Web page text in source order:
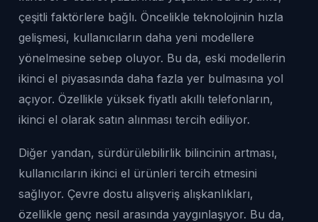
çeşitli faktörlere bağlı. Öncelikle teknolojinin hızla
gelişmesi, kullanıcıların daha yeni modellere
yönelmesine sebep oluyor. Bu da, eski modellerin
ikinci el piyasasında daha fazla yer bulmasına yol
açıyor. Özellikle yüksek fiyatlı akıllı telefonların,
ikinci el olarak satın alınması tercih ediliyor.
Diğer yandan, sürdürülebilirlik bilincinin artması,
kullanıcıların ikinci el ürünleri tercih etmesini
sağlıyor. Çevre dostu alışveriş alışkanlıkları,
özellikle genç nesil arasında yaygınlaşıyor. Bu da,